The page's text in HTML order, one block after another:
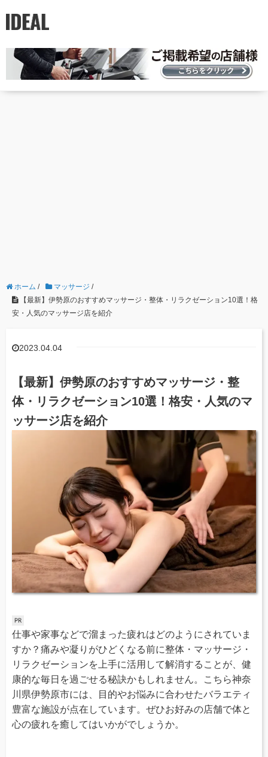
ホーム / マッサージ /
【最新】伊勢原のおすすめマッサージ・整体・リラクゼーション10選！格
安・人気のマッサージ店を紹介
2023.04.04
【最新】伊勢原のおすすめマッサージ・整
体・リラクゼーション10選！格安・人気のマ
ッサージ店を紹介
仕事や家事などで溜まった疲れはどのようにされていま
すか？痛みや凝りがひどくなる前に整体・マッサージ・
リラクゼーションを上手に活用して解消することが、健
康的な毎日を過ごせる秘訣かもしれません。こちら神奈
川県伊勢原市には、目的やお悩みに合わせたバラエティ
豊富な施設が点在しています。ぜひお好みの店舗で体と
心の疲れを癒してはいかがでしょうか。